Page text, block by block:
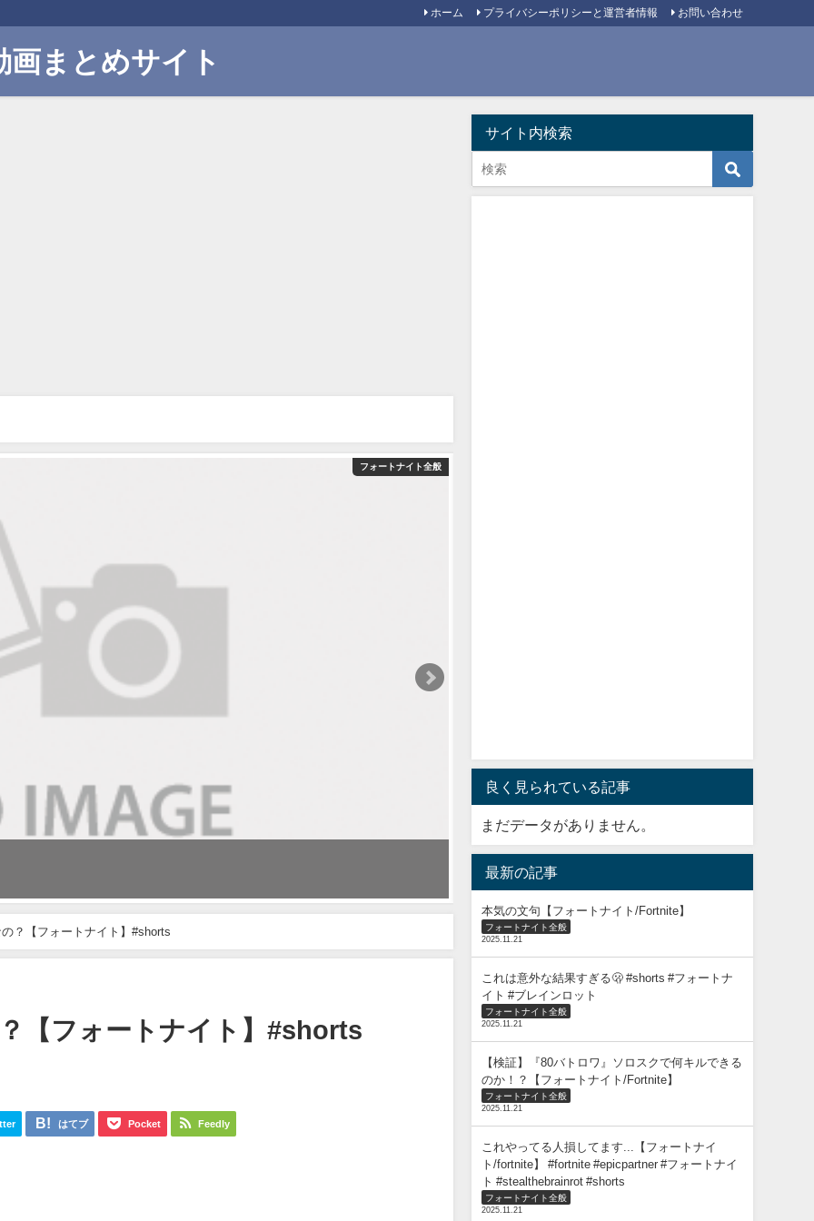
ホーム プライバシーポリシーと運営者情報 お問い合わせ
まとめサイト
フォートナイト全般
プロゲーマーはるきよのチャプター１初期ランクはどうなるのか?!【
2023年11月6日
？【フォートナイト】#shorts
【フォートナイト】#shorts
はてブ Pocket Feedly
サイト内検索
良く見られている記事
まだデータがありません。
最新の記事
本気の文句【フォートナイト/Fortnite】
フォートナイト全般
2025.11.21
これは意外な結果すぎる🫢 #shorts #フォートナ
イト #ブレインロット
フォートナイト全般
2025.11.21
【検証】『80バトロワ』ソロスクで何キルできる
のか！？【フォートナイト/Fortnite】
フォートナイト全般
2025.11.21
これやってる人損してます...【フォートナイ
ト/fortnite】 #fortnite #epicpartner #フォートナイ
ト #stealthebrainrot #shorts
フォートナイト全般
2025.11.21